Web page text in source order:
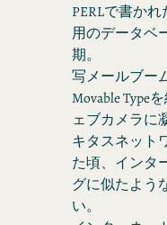
PERLで書か
用のデータベ
期。
写メールブー
Movable Type
ェブカメラに
キタスネット
た頃、インタ
グに似たよう
い。